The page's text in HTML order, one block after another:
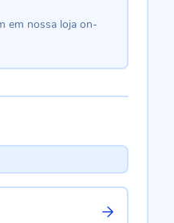
em nossa loja on-